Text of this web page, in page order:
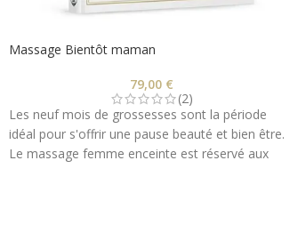
Massage Bientôt maman
79,00 €
(2)
Les neuf mois de grossesses sont la période
idéal pour s'offrir une pause beauté et bien être.
Le massage femme enceinte est réservé aux